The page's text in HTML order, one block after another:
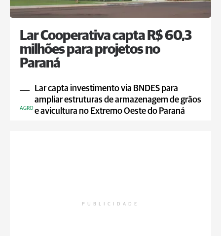
Lar Cooperativa capta R$ 60,3
milhões para projetos no
Paraná
Lar capta investimento via BNDES para
ampliar estruturas de armazenagem de grãos
e avicultura no Extremo Oeste do Paraná
AGRO
PUBLICIDADE